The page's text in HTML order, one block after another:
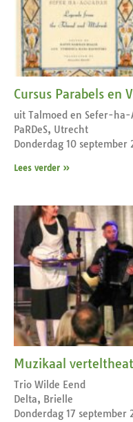
Cursus Parabels en
uit Talmoed en Sefer-ha-
PaRDeS, Utrecht
Donderdag 10
Lees verder »
Muzikaal
Trio Wilde Eend
Delta, Brielle
Donderdag 17 september